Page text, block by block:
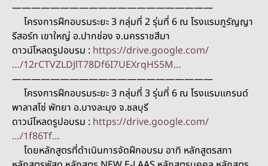
—————————————————————
โครงการฝึกอบรมระยะ 3 กลุ่มที่ 2 รุ่นที่ 6 ณ โรงแรมภูรัญญา
รีสอร์ท เขาใหญ่ อ.ปากช่อง จ.นครราชสีมา
ดาวน์โหลดรูปอบรม : https://drive.google.com/
…/12rCTVZLDJlT78Df6I7UEXrqHS5M…
—————————————————————
โครงการฝึกอบรมระยะ 3 กลุ่มที่ 3 รุ่นที่ 6 ณ โรงแรมแกรนด์
พาลาสโซ่ พัทยา อ.บางละมุง จ.ชลบุรี
ดาวน์โหลดรูปอบรม : https://drive.google.com/
…/1f86Tf…
โดยหลักสูตรที่ดำเนินการจัดฝึกอบรม อาทิ หลักสูตรสภา